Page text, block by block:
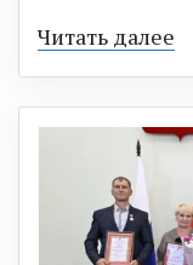
Читать далее